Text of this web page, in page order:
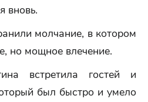
вновь.
молчание, в котором
но мощное влечение.
встретила гостей и
был быстро и умело